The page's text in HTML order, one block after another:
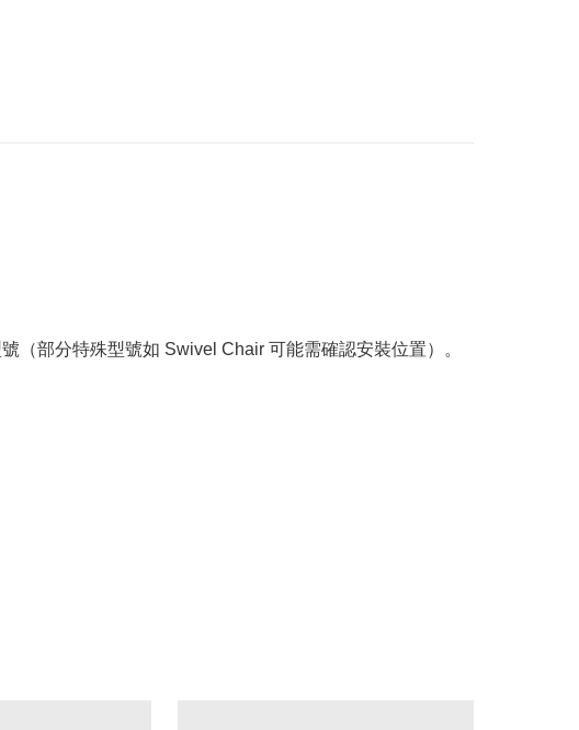
（部分特殊型號如 Swivel Chair 可能需確認安裝位置）。